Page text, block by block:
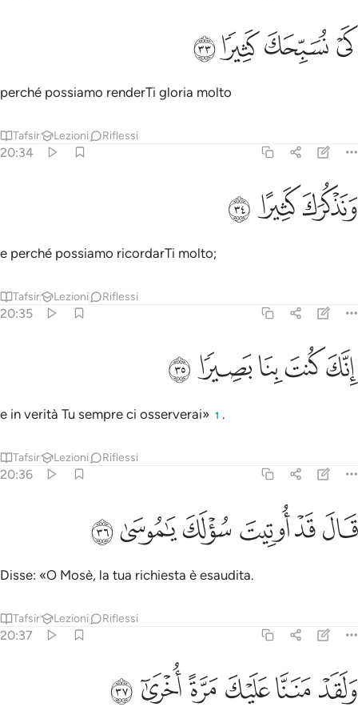
كي نسبحك كثيرا ٣٣
كَىْ نُسَبِّحَكَ كَثِيرًۭا ٣٣
ﳉﳊﳋﳌ
perché possiamo renderTi gloria molto
Tafsir Lezioni Riflessi
20:34
ونذكرك كثيرا ٣٤
وَنَذْكُرَكَ كَثِيرًا ٣٤
ﳍ ﳎﳏ
e perché possiamo ricordarTi molto;
Tafsir Lezioni Riflessi
20:35
انك كنت بنا بصيرا ٣٥
إِنَّكَ كُنتَ بِنَا بَصِيرًۭا ٣٥
ﳐ ﳑﳒﳓﳔ
e in verità Tu sempre ci osserverai» 1 .
Tafsir Lezioni Riflessi
20:36
قال قد اوتيت سولك يا موسى ٣٦
قَالَ قَدْ أُوتِيتَ سُؤْلَكَ يَـٰمُوسَىٰ ٣٦
ﳕﳖﳗﳘﳙﳚ
Disse: «O Mosè, la tua richiesta è esaudita.
Tafsir Lezioni Riflessi
20:37
ولقد مننا عليك مرة اخرى ٣٧
وَلَقَدْ مَنَنَّا عَلَيْكَ مَرَّةً أُخْرَىٰٓ ٣٧
ﳛﳜﳝﳞﳟﳠ